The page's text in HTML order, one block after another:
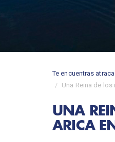
Te encuentras
Una Reina de los
UNA
ARICA